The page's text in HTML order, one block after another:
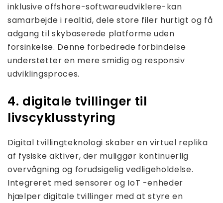
inklusive offshore-softwareudviklere-kan
samarbejde i realtid, dele store filer hurtigt og få
adgang til skybaserede platforme uden
forsinkelse. Denne forbedrede forbindelse
understøtter en mere smidig og responsiv
udviklingsproces.
4. digitale tvillinger til
livscyklusstyring
Digital tvillingteknologi skaber en virtuel replika
af fysiske aktiver, der muliggør kontinuerlig
overvågning og forudsigelig vedligeholdelse.
Integreret med sensorer og IoT -enheder
hjælper digitale tvillinger med at styre en